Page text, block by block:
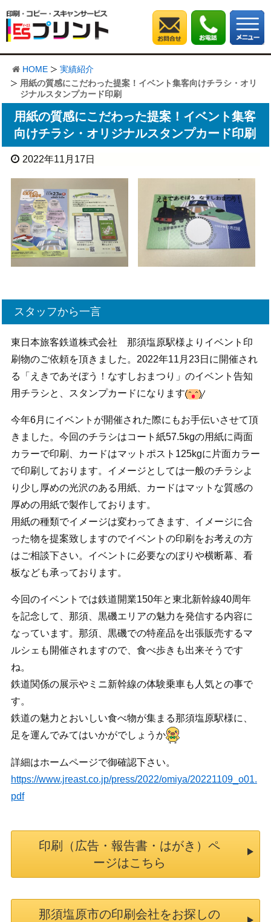
HOME
実績紹介
用紙の質感にこだわった提案！イベント集客向けチラシ・オリ
ジナルスタンプカード印刷
用紙の質感にこだわった提案！イベント集客
向けチラシ・オリジナルスタンプカード印刷
2022年11月17日
スタッフから一言
東日本旅客鉄道株式会社 那須塩原駅様よりイベント印
刷物のご依頼を頂きました。2022年11月23日に開催され
る「えきであそぼう！なすしおまつり」のイベント告知
用チラシと、スタンプカードになります
今年6月にイベントが開催された際にもお手伝いさせて頂
きました。今回のチラシはコート紙57.5kgの用紙に両面
カラーで印刷、カードはマットポスト125kgに片面カラー
で印刷しております。イメージとしては一般のチラシよ
り少し厚めの光沢のある用紙、カードはマットな質感の
厚めの用紙で製作しております。
用紙の種類でイメージは変わってきます、イメージに合
った物を提案致しますのでイベントの印刷をお考えの方
はご相談下さい。イベントに必要なのぼりや横断幕、看
板なども承っております。
今回のイベントでは鉄道開業150年と東北新幹線40周年
を記念して、那須、黒磯エリアの魅力を発信する内容に
なっています。那須、黒磯での特産品を出張販売するマ
ルシェも開催されますので、食べ歩きも出来そうです
ね。
鉄道関係の展示やミニ新幹線の体験乗車も人気との事で
す。
鉄道の魅力とおいしい食べ物が集まる那須塩原駅様に、
足を運んでみてはいかがでしょうか
詳細はホームページで御確認下さい。
https://www.jreast.co.jp/press/2022/omiya/20221109_o01.
pdf
印刷（広告・報告書・はがき）ペ
ージはこちら
那須塩原市の印刷会社をお探しの